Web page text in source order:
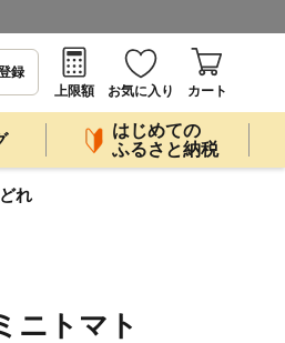
録
上限額
お気に入り カート
はじめての
ふるさと納税
れ
ニトマト